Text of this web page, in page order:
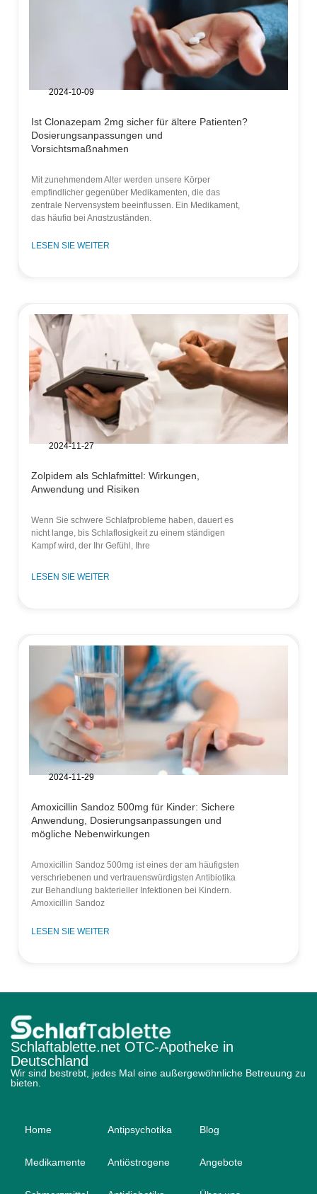
Ist Clonazepam 2mg sicher für ältere Patienten?
Dosierungsanpassungen und
Vorsichtsmaßnahmen
Mit zunehmendem Alter werden unsere Körper
empfindlicher gegenüber Medikamenten, die das
zentrale Nervensystem beeinflussen. Ein Medikament,
das häufig bei Angstzuständen,
LESEN SIE WEITER
2024-10-09
Zolpidem als Schlafmittel: Wirkungen,
Anwendung und Risiken
Wenn Sie schwere Schlafprobleme haben, dauert es
nicht lange, bis Schlaflosigkeit zu einem ständigen
Kampf wird, der Ihr Gefühl, Ihre
LESEN SIE WEITER
2024-11-27
Amoxicillin Sandoz 500mg für Kinder: Sichere
Anwendung, Dosierungsanpassungen und
mögliche Nebenwirkungen
Amoxicillin Sandoz 500mg ist eines der am häufigsten
verschriebenen und vertrauenswürdigsten Antibiotika
zur Behandlung bakterieller Infektionen bei Kindern.
Amoxicillin Sandoz
LESEN SIE WEITER
2024-11-29
Schlaftablette.net OTC-Apotheke in
Deutschland
Wir sind bestrebt, jedes Mal eine außergewöhnliche Betreuung zu
bieten.
Home
Medikamente
Antipsychotika
Antiöstrogene
Blog
Angebote